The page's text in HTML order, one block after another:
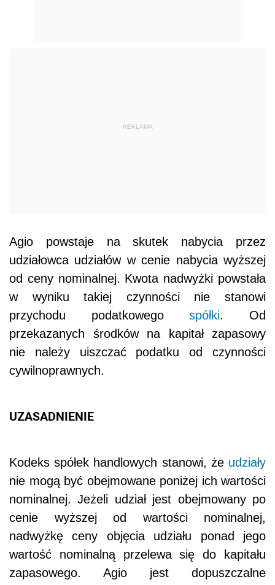
REKLAMA
Agio powstaje na skutek nabycia przez
udziałowca udziałów w cenie nabycia wyższej
od ceny nominalnej. Kwota nadwyżki powstała
w wyniku takiej czynności nie stanowi
przychodu podatkowegospółki. Od
przekazanych środków na kapitał zapasowy
nie należy uiszczać podatku od czynności
cywilnoprawnych.
UZASADNIENIE
Kodeks spółek handlowych stanowi, że udziały
nie mogą być obejmowane poniżej ich wartości
nominalnej. Jeżeli udział jest obejmowany po
cenie wyższej od wartości nominalnej,
nadwyżkę ceny objęcia udziału ponad jego
wartość nominalną przelewa się do kapitału
zapasowego. Agio jest dopuszczalne